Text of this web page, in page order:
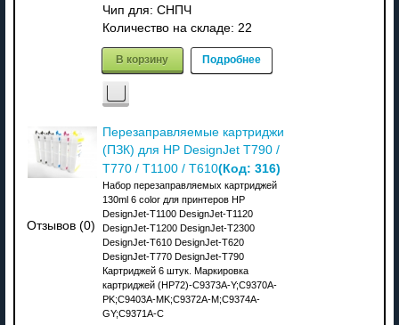
Чип для: СНПЧ
Количество на складе: 22
В корзину Подробнее
Отзывов (0)
Перезаправляемые картриджи
(ПЗК) для HP DesignJet T790 /
T770 / T1100 / T610(Код: 316)
Набор перезаправляемых картриджей
130ml 6 color для принтеров HP
DesignJet-T1100 DesignJet-T1120
DesignJet-T1200 DesignJet-T2300
DesignJet-T610 DesignJet-T620
DesignJet-T770 DesignJet-T790
Картриджей 6 штук. Маркировка
картриджей (HP72)-C9373A-Y;C9370A-
PK;C9403A-MK;C9372A-M;C9374A-
GY;C9371A-C